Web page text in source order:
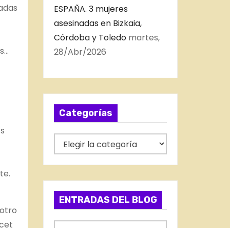
ESPAÑA. 3 mujeres
asesinadas en Bizkaia,
Córdoba y Toledo martes,
28/Abr/2026
Categorías
a
t
e
o
ENTRADAS DEL BLOG